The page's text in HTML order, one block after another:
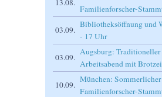
13.08.
Familienforscher-
03.09.
Bibliotheksöffnung und
- 17 Uhr
03.09.
Augsburg: Traditioneller
Arbeitsabend mit
10.09.
München: Sommerlicher
Familienforscher-